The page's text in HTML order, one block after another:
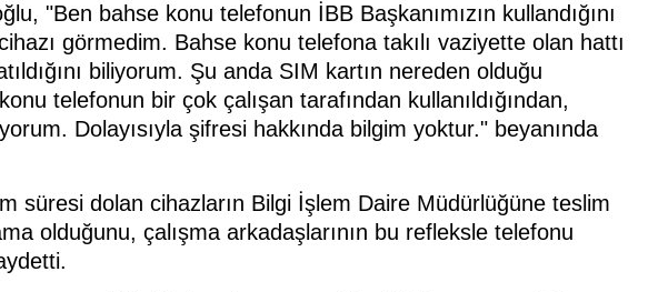
"Ben bahse konu telefonun İBB Başkanımızın kullandığını
görmedim. Bahse konu telefona takılı vaziyette olan hattı
biliyorum. Şu anda SIM kartın nereden olduğu
telefonun bir çok çalışan tarafından kullanıldığından,
Dolayısıyla şifresi hakkında bilgim yoktur." beyanında
süresi dolan cihazların Bilgi İşlem Daire Müdürlüğüne teslim
olduğunu, çalışma arkadaşlarının bu refleksle telefonu